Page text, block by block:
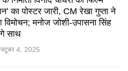
का पोस्टर जारी, CM रेखा गुप्ता ने
विमोचन; मनोज जोशी-उपासना सिंह
साथ
4, 2025